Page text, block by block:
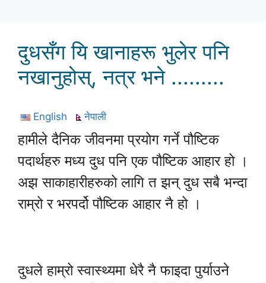
दुधसँग यि खानाहरू भुलेर पनि
नखानुहोस्, नत्र भने .........
English नेपाली
हामीले दैनिक जीवनमा प्रयोग गर्ने पौष्टिक
पदार्थहरु मध्य दुध पनि एक पौष्टिक आहार हो ।
अझ साकाहारीहरुको लागि त झन् दुध सबै भन्दा
राम्रो र भरपर्दो पौष्टिक आहार नै हो ।
दुधले हाम्रो स्वास्थ्यमा धेरै नै फाइदा पुर्याउने